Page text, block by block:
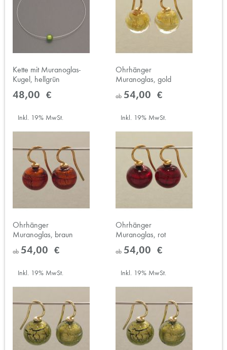
Kette mit Muranoglas-
Kugel, hellgrün
48,00 €
Inkl. 19% MwSt.
Ohrhänger
Muranoglas, gold
ab 54,00 €
Inkl. 19% MwSt.
Ohrhänger
Muranoglas, braun
ab 54,00 €
Inkl. 19% MwSt.
Ohrhänger
Muranoglas, rot
ab 54,00 €
Inkl. 19% MwSt.